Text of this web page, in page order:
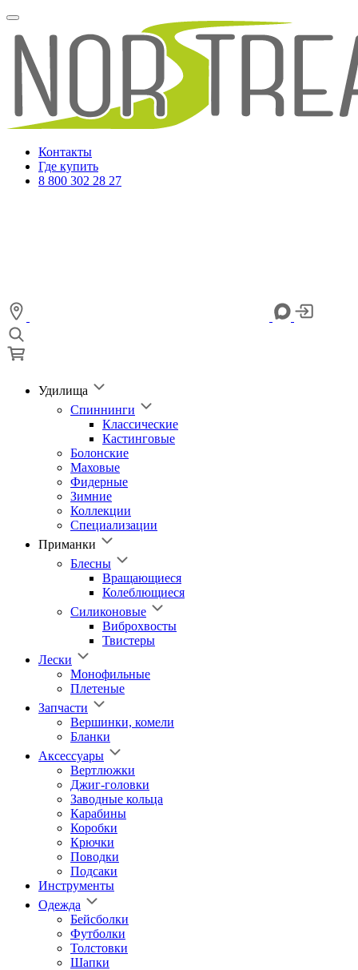
Контакты
Где купить
8 800 302 28 27
Удилища
Спиннинги
Классические
Кастинговые
Болонские
Маховые
Фидерные
Зимние
Коллекции
Специализации
Приманки
Блесны
Вращающиеся
Колеблющиеся
Силиконовые
Виброхвосты
Твистеры
Лески
Монофильные
Плетеные
Запчасти
Вершинки, комели
Бланки
Аксессуары
Вертлюжки
Джиг-головки
Заводные кольца
Карабины
Коробки
Крючки
Поводки
Подсаки
Инструменты
Одежда
Бейсболки
Футболки
Толстовки
Шапки